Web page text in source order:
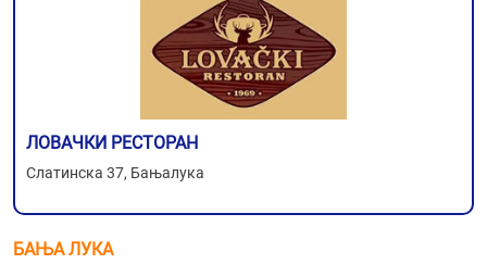
ЛОВАЧКИ РЕСТОРАН
Слатинска 37, Бањалука
БАЊА ЛУКА